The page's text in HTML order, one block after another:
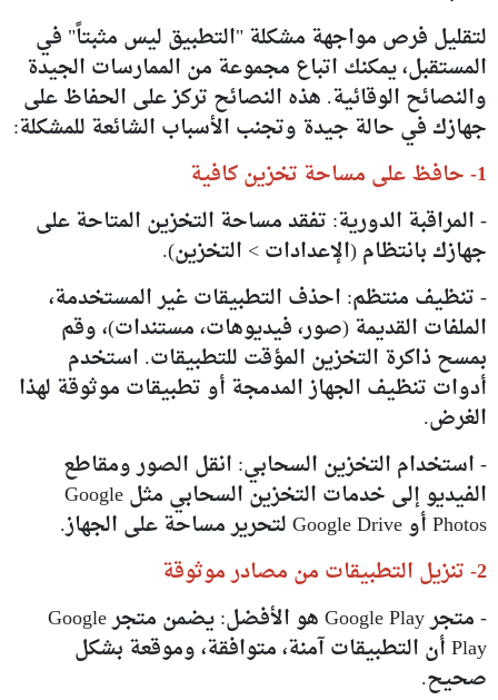
لتقليل فرص مواجهة مشكلة "التطبيق ليس مثبتاً" في
المستقبل، يمكنك اتباع مجموعة من الممارسات الجيدة
والنصائح الوقائية. هذه النصائح تركز على الحفاظ على
جهازك في حالة جيدة وتجنب الأسباب الشائعة للمشكلة:
1- حافظ على مساحة تخزين كافية
- المراقبة الدورية: تفقد مساحة التخزين المتاحة على
جهازك بانتظام (الإعدادات > التخزين).
- تنظيف منتظم: احذف التطبيقات غير المستخدمة،
الملفات القديمة (صور، فيديوهات، مستندات)، وقم
بمسح ذاكرة التخزين المؤقت للتطبيقات. استخدم
أدوات تنظيف الجهاز المدمجة أو تطبيقات موثوقة لهذا
الغرض.
- استخدام التخزين السحابي: انقل الصور ومقاطع
الفيديو إلى خدمات التخزين السحابي مثل Google
Photos أو Google Drive لتحرير مساحة على الجهاز.
2- تنزيل التطبيقات من مصادر موثوقة
- متجر Google Play هو الأفضل: يضمن متجر Google
Play أن التطبيقات آمنة، متوافقة، وموقعة بشكل
صحيح.